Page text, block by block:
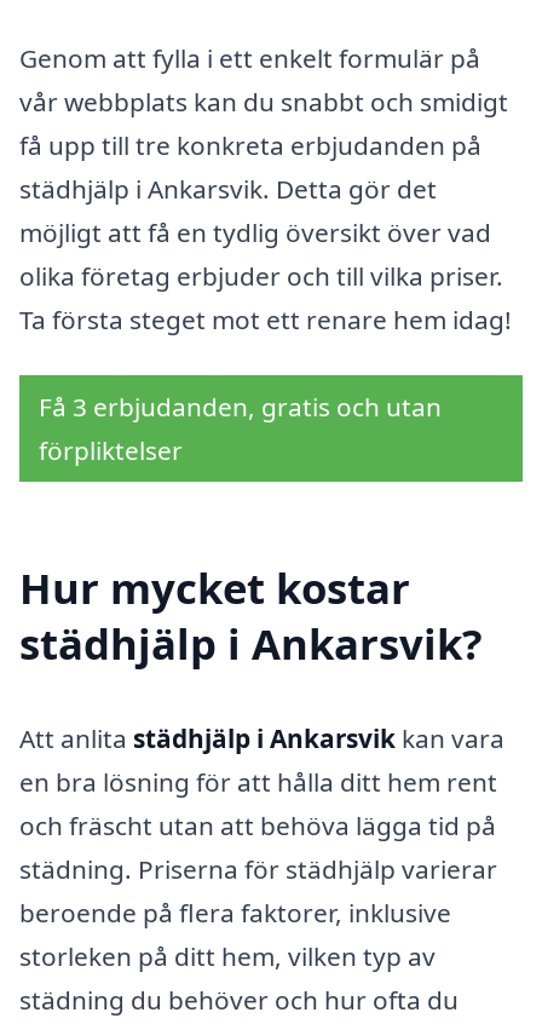
Genom att fylla i ett enkelt formulär på
vår webbplats kan du snabbt och smidigt
få upp till tre konkreta erbjudanden på
städhjälp i Ankarsvik. Detta gör det
möjligt att få en tydlig översikt över vad
olika företag erbjuder och till vilka priser.
Ta första steget mot ett renare hem idag!
Få 3 erbjudanden, gratis och utan
förpliktelser
Hur mycket kostar
städhjälp i Ankarsvik?
Att anlita städhjälp i Ankarsvik kan vara
en bra lösning för att hålla ditt hem rent
och fräscht utan att behöva lägga tid på
städning. Priserna för städhjälp varierar
beroende på flera faktorer, inklusive
storleken på ditt hem, vilken typ av
städning du behöver och hur ofta du